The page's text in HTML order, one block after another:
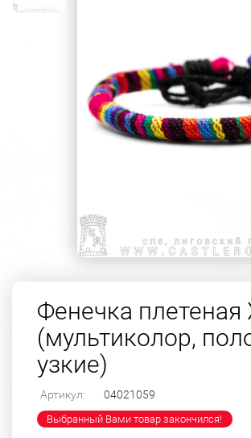
Фенечка плетеная
(мультиколор,
узкие)
Артикул: 04021059
Выбранный Вами товар закончился!